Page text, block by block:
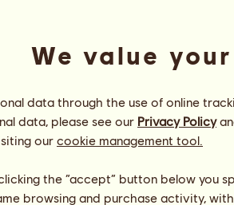
We value
data through the use of online
data, please see our Privacy Policy
our cookie management tool.
the “accept” button below you
browsing and purchase activity,